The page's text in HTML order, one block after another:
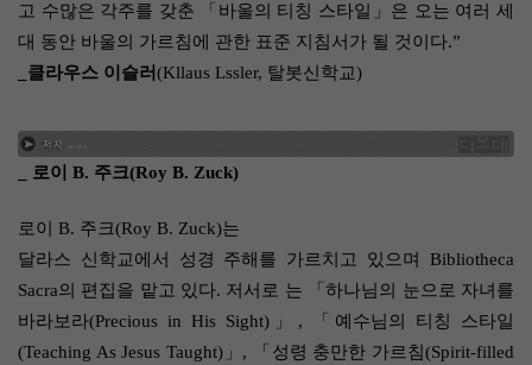
고 수많은 각주를 갖춘 「바울의 티칭 스타일」은 오는 여러 세
대 동안 바울의 가르침에 관한 표준 지침서가 될 것이다.”
_클라우스 이슬러(Kllaus Lssler, 탈봇신학교)
_ 로이 B. 주크(Roy B. Zuck)
로이 B. 주크(Roy B. Zuck)는
달라스 신학교에서 성경 주해를 가르치고 있으며 Bibliotheca
Sacra의 편집을 맡고 있다. 저서로 는 「하나님의 눈으로 자녀를
바라보라(Precious in His Sight)」, 「예수님의 티칭 스타일
(Teaching As Jesus Taught)」, 「성령 충만한 가르침(Spirit-filled